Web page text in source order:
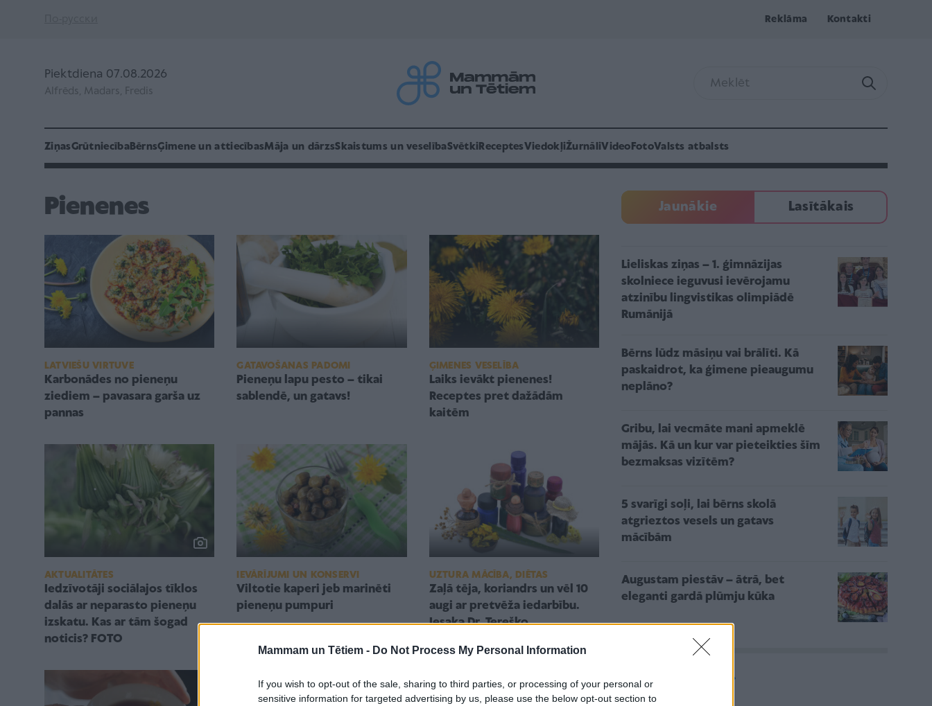
Mammam un Tētiem - Do Not Process My Personal Information
If you wish to opt-out of the sale, sharing to third parties, or processing of your personal or
sensitive information for targeted advertising by us, please use the below opt-out section to
Reklāma Kontakti
Piektdiena 07.08.2026
Alfrēds, Madars, Fredis
ZiņasGrūtniecībaBērnsĢimene un attiecībasMāja un dārzsSkaistums un veselībaSvētki ReceptesViedokļiŽurnāliVideo FotoValsts atbalsts
Pienenes
LATVIEŠU VIRTUVE
Karbonādes no pieneņu
ziediem – pavasara garša uz
pannas
GATAVOŠANAS PADOMI
Pieneņu lapu pesto – tikai
sablendē, un gatavs!
ĢIMENES VESELĪBA
Laiks ievākt pienenes!
Receptes pret dažādām
kaitēm
AKTUALITĀTES
Iedzīvotāji sociālajos tīklos
dalās ar neparasto pieneņu
izskatu. Kas ar tām šogad
noticis? FOTO
IEVĀRĪJUMI UN KONSERVI
Viltotie kaperi jeb marinēti
pieneņu pumpuri
UZTURA MĀCĪBA, DIĒTAS
Zaļā tēja, koriandrs un vēl 10
augi ar pretvēža iedarbību.
Iesaka Dr. Tereško
Jaunākie Lasītākais
Lieliskas ziņas – 1. ģimnāzijas
skolniece ieguvusi ievērojamu
atzinību lingvistikas olimpiādē
Rumānijā
Bērns lūdz māsiņu vai brālīti. Kā
paskaidrot, ka ģimene pieaugumu
neplāno?
Gribu, lai vecmāte mani apmeklē
mājās. Kā un kur var pieteikties šīm
bezmaksas vizītēm?
5 svarīgi soļi, lai bērns skolā
atgrieztos vesels un gatavs
mācībām
Augustam piestāv – ātrā, bet
eleganti gardā plūmju kūka
Vairāk rakstu